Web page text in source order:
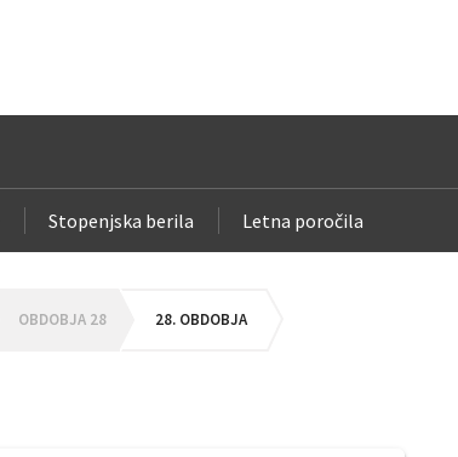
Stopenjska berila Letna poročila
OBDOBJA 28 28. OBDOBJA